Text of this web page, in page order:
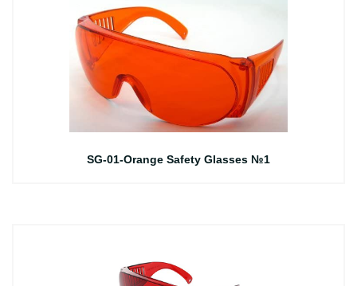
SG-01-Orange Safety Glasses №1